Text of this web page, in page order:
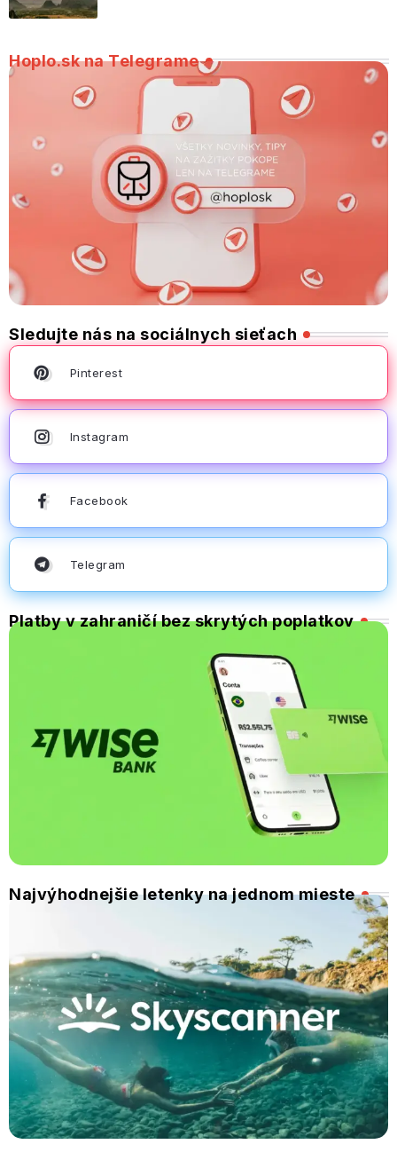
Hoplo.sk na Telegrame
Sledujte nás na sociálnych sieťach
Pinterest
Instagram
Facebook
Telegram
Platby v zahraničí bez skrytých poplatkov
Najvýhodnejšie letenky na jednom mieste